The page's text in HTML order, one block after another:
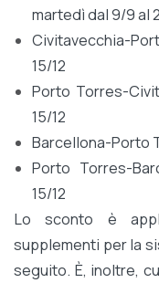
martedì dal 9/9 al
Civitavecchia-
15/12
Porto Torres-
15/12
Barcellona-Porto
Porto Torres-
15/12
Lo sconto è
supplementi per la
seguito. È, inoltre,